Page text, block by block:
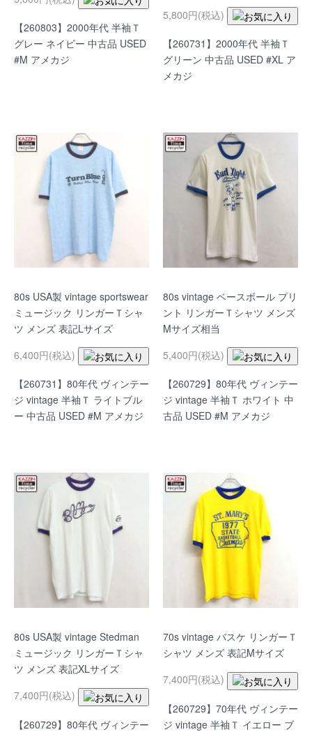
【260803】2000年代 半袖Ｔ
グレー ネイビー 中古品 USED
#M アメカジ
5,800円(税込)
【260731】2000年代 半袖Ｔ
グリーン 中古品 USED #XL ア
メカジ
80s USA製 vintage sportswear
ミュージック リンガーＴシャ
ツ メンズ 表記Lサイズ
6,400円(税込)
【260731】80年代 ヴィンテー
ジ vintage 半袖Ｔ ライトブル
ー 中古品 USED #M アメカジ
80s vintage ベースボール プリ
ント リンガーＴシャツ メンズ
Mサイズ相当
5,400円(税込)
【260729】80年代 ヴィンテー
ジ vintage 半袖Ｔ ホワイト 中
古品 USED #M アメカジ
80s USA製 vintage Stedman
ミュージック リンガーＴシャ
ツ メンズ 表記XLサイズ
7,400円(税込)
【260729】80年代 ヴィンテー
70s vintage バスケ リンガーＴ
シャツ メンズ 表記Mサイズ
7,400円(税込)
【260729】70年代 ヴィンテー
ジ vintage 半袖Ｔ イエロー ブ